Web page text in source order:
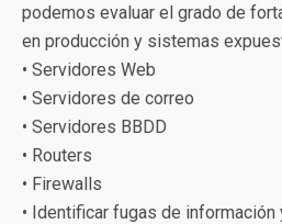
podemos evaluar el grado de
en producción y sistemas
• Servidores Web
• Servidores de correo
• Servidores BBDD
• Routers
• Firewalls
• Identificar fugas de